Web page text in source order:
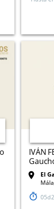
IVÁN
El
05